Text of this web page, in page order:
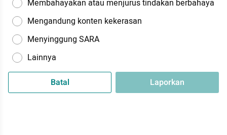
Membahayakan atau menjurus tindakan berbahaya
Mengandung konten kekerasan
Menyinggung SARA
Lainnya
Batal Laporkan